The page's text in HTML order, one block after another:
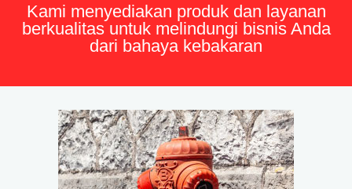
Kami menyediakan produk dan layanan
berkualitas untuk melindungi bisnis Anda
dari bahaya kebakaran